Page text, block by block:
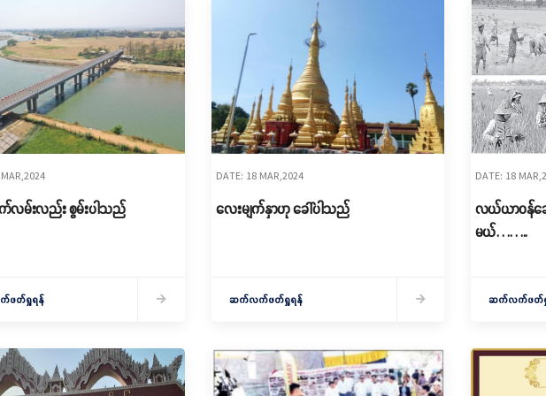
လမ်းလည်း စွမ်းပါသည်
ဖတ်ရှုရန်
DATE: 18 MAR,2024
လေးမျက်နှာဟု ခေါ်ပါသည်
ဆက်လက်ဖတ်ရှုရန်
DATE: 18
လယ်ယာဝန်ဆေ
မယ်……..
ဆက်လက်ဖတ်